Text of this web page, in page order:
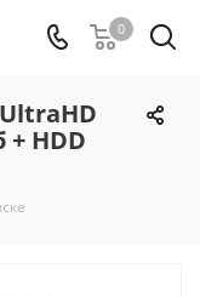
0
+ HDD